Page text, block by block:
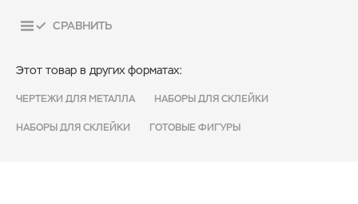
СРАВНИТЬ
Этот товар в других форматах:
ЧЕРТЕЖИ ДЛЯ МЕТАЛЛА НАБОРЫ ДЛЯ СКЛЕЙКИ
НАБОРЫ ДЛЯ СКЛЕЙКИ ГОТОВЫЕ ФИГУРЫ